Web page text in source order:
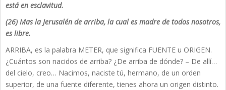
está en esclavitud.
(26) Mas la Jerusalén de arriba, la cual es madre de todos nosotros,
es libre.
ARRIBA, es la palabra METER, que significa FUENTE u ORIGEN.
¿Cuántos son nacidos de arriba? ¿De arriba de dónde? – De allí…
del cielo, creo… Nacimos, naciste tú, hermano, de un orden
superior, de una fuente diferente, tienes ahora un origen distinto.